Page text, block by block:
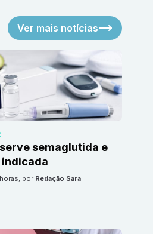
Ver mais notícias
semaglutida e
indicada
, por Redação Sara